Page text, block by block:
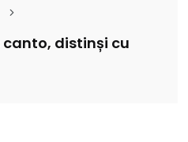
canto, distinși cu